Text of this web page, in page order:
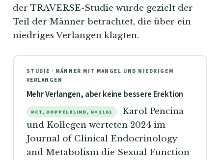
der TRAVERSE-Studie wurde gezielt der
Teil der Männer betrachtet, die über ein
niedriges Verlangen klagten.
STUDIE · MÄNNER MIT MANGEL UND NIEDRIGEM
VERLANGEN
Mehr Verlangen, aber keine bessere Erektion
RCT, DOPPELBLIND, N=1161
Karol Pencina
und Kollegen werteten 2024 im
Journal of Clinical Endocrinology
and Metabolism die Sexual Function